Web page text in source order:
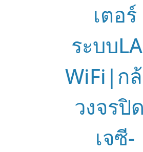
เตอร์
ระบบ
WiFi|ก
วงจรปิ
เจซี-